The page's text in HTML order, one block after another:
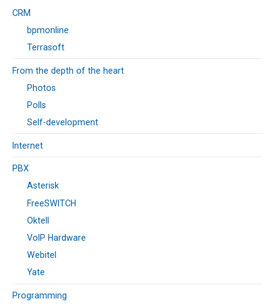
CRM
bpmonline
Terrasoft
From the depth of the heart
Photos
Polls
Self-development
Internet
PBX
Asterisk
FreeSWITCH
Oktell
VoIP Hardware
Webitel
Yate
Programming